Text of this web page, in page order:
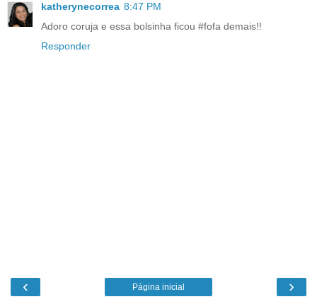
katherynecorrea 8:47 PM
Adoro coruja e essa bolsinha ficou #fofa demais!!
Responder
‹ ›
Página inicial